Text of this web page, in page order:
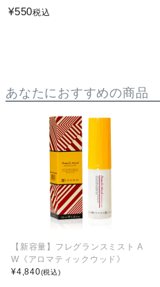
¥550税込
あなたにおすすめの商品
【新容量】フレグランスミスト A
W《アロマティックウッド》
¥4,840(税込)